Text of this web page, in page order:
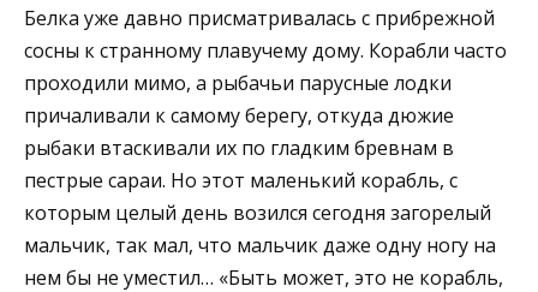
Белка уже давно присматривалась с прибрежной
сосны к странному плавучему дому. Корабли часто
проходили мимо, а рыбачьи парусные лодки
причаливали к самому берегу, откуда дюжие
рыбаки втаскивали их по гладким бревнам в
пестрые сараи. Но этот маленький корабль, с
которым целый день возился сегодня загорелый
мальчик, так мал, что мальчик даже одну ногу на
нем бы не уместил… «Быть может, это не корабль,